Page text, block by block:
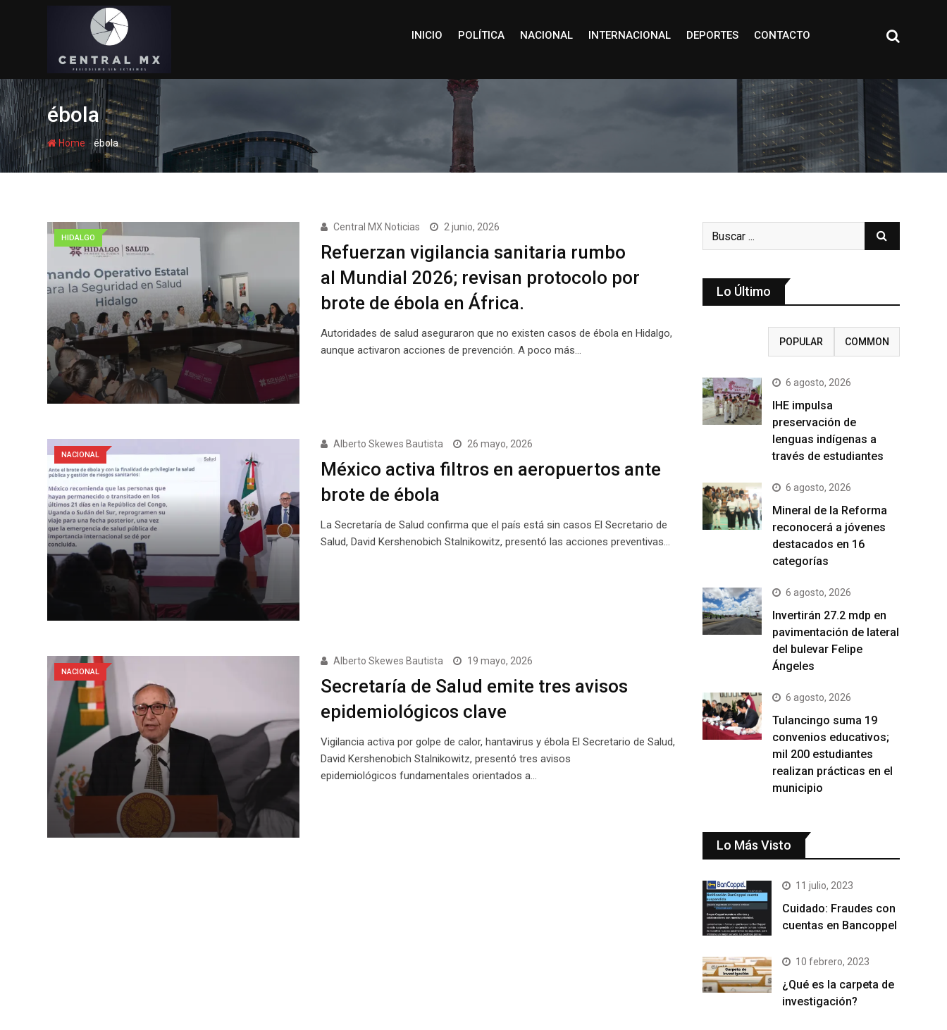
INICIO POLÍTICA NACIONAL INTERNACIONAL DEPORTES CONTACTO
ébola
Home -ébola
HIDALGO
Central MX Noticias 2 junio, 2026
Refuerzan vigilancia sanitaria rumbo
al Mundial 2026; revisan protocolo por
brote de ébola en África.
Autoridades de salud aseguraron que no existen casos de ébola en Hidalgo,
aunque activaron acciones de prevención. A poco más…
NACIONAL
Alberto Skewes Bautista 26 mayo, 2026
México activa filtros en aeropuertos ante
brote de ébola
La Secretaría de Salud confirma que el país está sin casos El Secretario de
Salud, David Kershenobich Stalnikowitz, presentó las acciones preventivas…
NACIONAL
Alberto Skewes Bautista 19 mayo, 2026
Secretaría de Salud emite tres avisos
epidemiológicos clave
Vigilancia activa por golpe de calor, hantavirus y ébola El Secretario de Salud,
David Kershenobich Stalnikowitz, presentó tres avisos
epidemiológicos fundamentales orientados a…
Lo Último
POPULAR COMMON
6 agosto, 2026
IHE impulsa
preservación de
lenguas indígenas a
través de estudiantes
6 agosto, 2026
Mineral de la Reforma
reconocerá a jóvenes
destacados en 16
categorías
6 agosto, 2026
Invertirán 27.2 mdp en
pavimentación de lateral
del bulevar Felipe
Ángeles
6 agosto, 2026
Tulancingo suma 19
convenios educativos;
mil 200 estudiantes
realizan prácticas en el
municipio
Lo Más Visto
11 julio, 2023
Cuidado: Fraudes con
cuentas en Bancoppel
10 febrero, 2023
¿Qué es la carpeta de
investigación?